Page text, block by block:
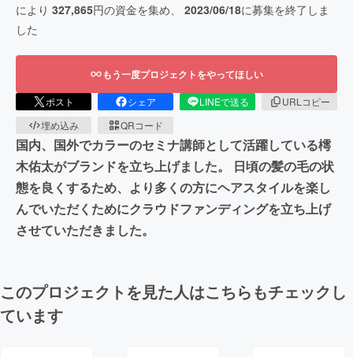
により 327,865円の資金を集め、 2023/06/18に募集を終了しま
した
もう一度プロジェクトをやってほしい
ポスト シェア LINEで送る
URLコピー
埋め込み
QRコード
国内、国外でカラーのセミナ講師として活躍している樗
木佑太がブランドを立ち上げました。 日頃の髪の毛の状
態を良くするため、より多くの方にヘアスタイルを楽し
んでいただくためにクラウドファンディングを立ち上げ
させていただきました。
このプロジェクトを見た人はこちらもチェックし
ています